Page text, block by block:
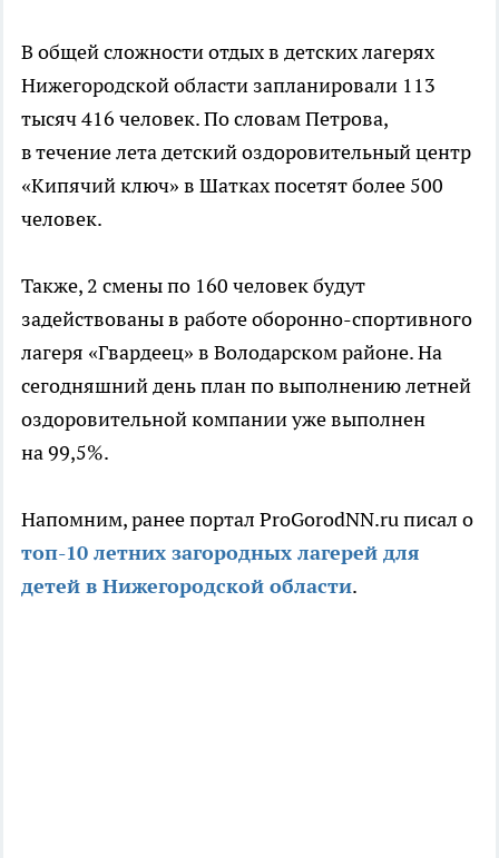
В общей сложности отдых в детских лагерях
Нижегородской области запланировали 113
тысяч 416 человек. По словам Петрова,
в течение лета детский оздоровительный центр
«Кипячий ключ» в Шатках посетят более 500
человек.
Также, 2 смены по 160 человек будут
задействованы в работе оборонно-спортивного
лагеря «Гвардеец» в Володарском районе. На
сегодняшний день план по выполнению летней
оздоровительной компании уже выполнен
на 99,5%.
Напомним, ранее портал ProGorodNN.ru писал о
топ-10 летних загородных лагерей для
детей в Нижегородской области.